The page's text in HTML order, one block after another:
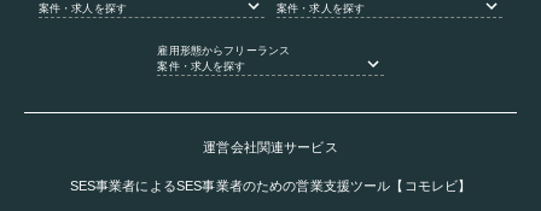
案件・求人を探す
案件・求人を探す
雇用形態からフリーランス
案件・求人を探す
運営会社関連サービス
SES事業者によるSES事業者のための営業支援ツール【コモレビ】